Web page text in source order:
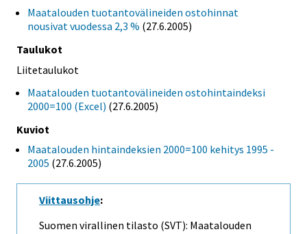
Maatalouden tuotantovälineiden ostohinnat
nousivat vuodessa 2,3 % (27.6.2005)
Taulukot
Liitetaulukot
Maatalouden tuotantovälineiden ostohintaindeksi
2000=100 (Excel) (27.6.2005)
Kuviot
Maatalouden hintaindeksien 2000=100 kehitys 1995 -
2005 (27.6.2005)
Viittausohje:
Suomen virallinen tilasto (SVT): Maatalouden